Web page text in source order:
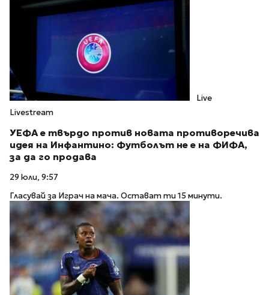
Live
Livestream
УЕФА е твърдо против новата противоречива
идея на Инфантино: Футболът не е на ФИФА,
за да го продава
29 юли, 9:57
Гласувай за Играч на мача. Остават ти 15 минути.